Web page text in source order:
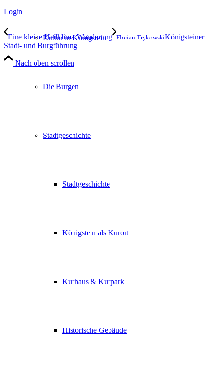
Kultur in Königstein
Die Burgen
Stadtgeschichte
Stadtgeschichte
Königstein als Kurort
Kurhaus & Kurpark
Historische Gebäude
Login
Eine kleine Heilklima-Wanderung Florian TrykowskiKönigsteiner
Stadt- und Burgführung
Nach oben scrollen